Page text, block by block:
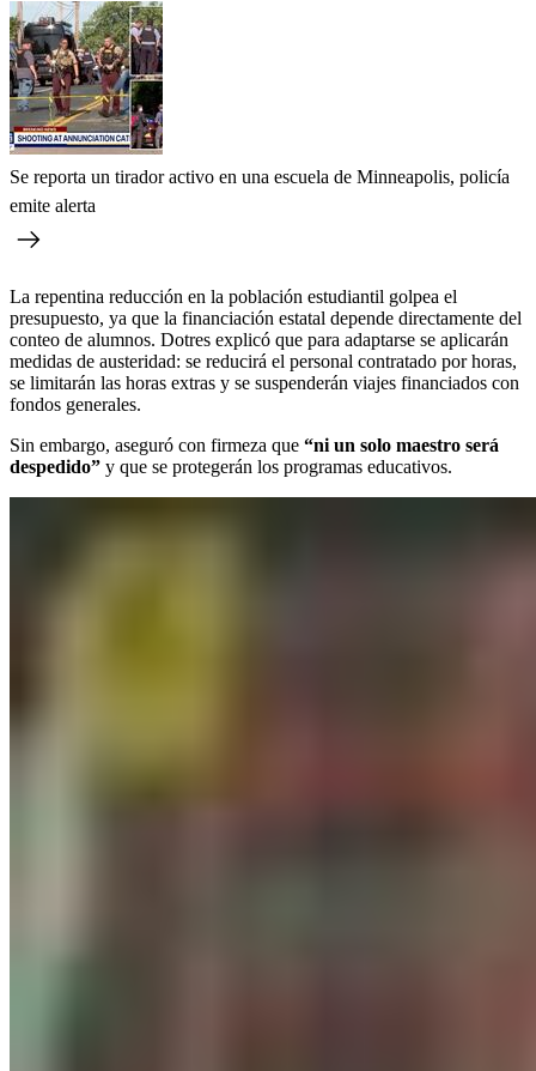
Se reporta un tirador activo en una escuela de Minneapolis, policía
emite alerta
La repentina reducción en la población estudiantil golpea el
presupuesto, ya que la financiación estatal depende directamente del
conteo de alumnos. Dotres explicó que para adaptarse se aplicarán
medidas de austeridad: se reducirá el personal contratado por horas,
se limitarán las horas extras y se suspenderán viajes financiados con
fondos generales.
Sin embargo, aseguró con firmeza que “ni un solo maestro será
despedido” y que se protegerán los programas educativos.